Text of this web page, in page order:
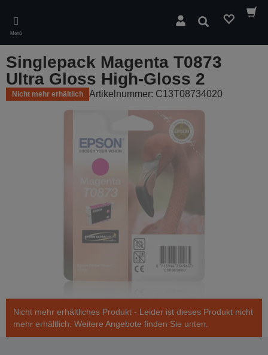
main
content
Menü
Suchen
Singlepack Magenta T0873
Ultra Gloss High-Gloss 2
Nicht mehr erhältlich Artikelnummer: C13T08734020
Nicht mehr erhältliches Produkt - Leider ist dieses Produkt nicht
mehr erhältlich. Weitere Angebote finden Sie unten.